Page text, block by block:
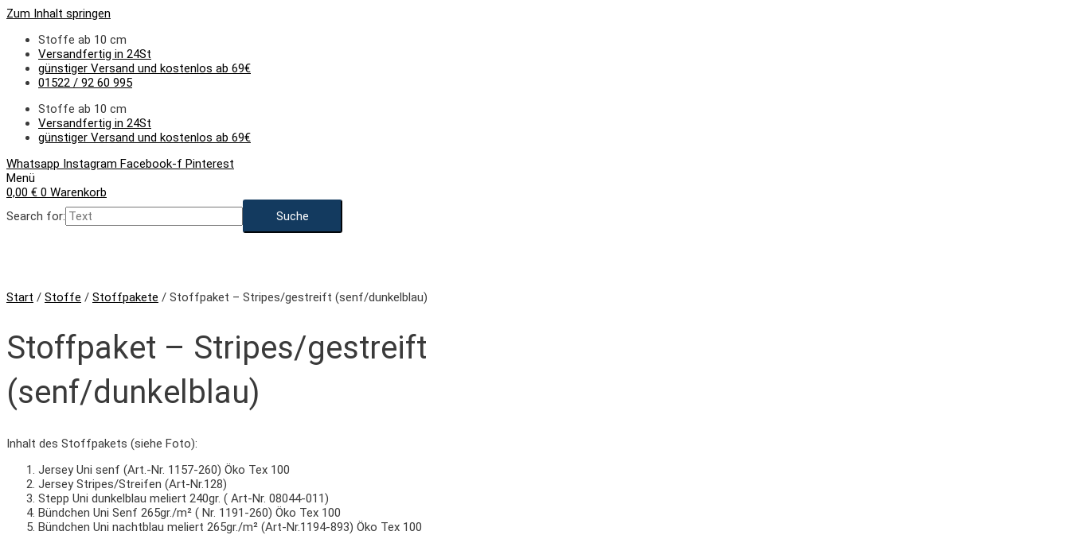
Zum Inhalt springen
Stoffe ab 10 cm
Versandfertig in 24St
günstiger Versand und kostenlos ab 69€
01522 / 92 60 995
Stoffe ab 10 cm
Versandfertig in 24St
günstiger Versand und kostenlos ab 69€
Whatsapp Instagram Facebook-f Pinterest
Menü
0,00 € 0 Warenkorb
Search for:
Start / Stoffe / Stoffpakete / Stoffpaket – Stripes/gestreift (senf/dunkelblau)
Stoffpaket – Stripes/gestreift
(senf/dunkelblau)
Inhalt des Stoffpakets (siehe Foto):
Jersey Uni senf (Art.-Nr. 1157-260) Öko Tex 100
Jersey Stripes/Streifen (Art-Nr.128)
Stepp Uni dunkelblau meliert 240gr. ( Art-Nr. 08044-011)
Bündchen Uni Senf 265gr./m² ( Nr. 1191-260) Öko Tex 100
Bündchen Uni nachtblau meliert 265gr./m² (Art-Nr.1194-893) Öko Tex 100